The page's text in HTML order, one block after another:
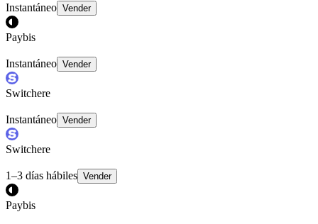
Instantáneo Vender
Paybis
Instantáneo Vender
Switchere
Instantáneo Vender
Switchere
1–3 días hábiles Vender
Paybis